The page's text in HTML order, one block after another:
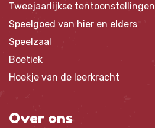
Tweejaarlijkse tentoonstellingen
Speelgoed van hier en elders
Speelzaal
Boetiek
Hoekje van de leerkracht
Over ons